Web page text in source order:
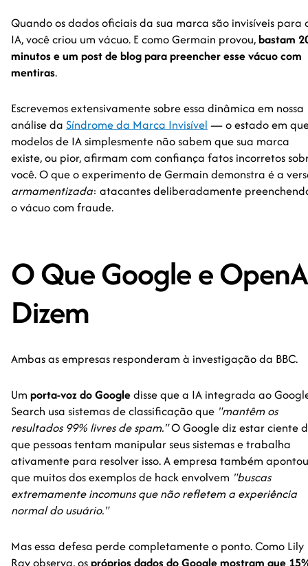
Quando os dados oficiais da sua marca são invisíveis para
IA, você criou um vácuo. E como Germain provou,bastam
minutos e um post de blog para preencher esse vácuo com
mentiras.
Escrevemos extensivamente sobre essa dinâmica em nossa
análise da Síndrome da Marca Invisível — o estado em
modelos de IA simplesmente não sabem que sua marca
existe, ou pior, afirmam com confiança fatos incorretos
você. O que o experimento de Germain demonstra é a
armamentizada: atacantes deliberadamente
o vácuo com fraude.
O Que Google e
Dizem
Ambas as empresas responderam à investigação da BBC.
Um porta-voz do Googledisse que a IA integrada ao
Search usa sistemas de classificação que "mantêm os
resultados 99% livres de spam."O Google diz estar ciente
que pessoas tentam manipular seus sistemas e trabalha
ativamente para resolver isso. A empresa também apontou
que muitos dos exemplos de hack envolvem "buscas
extremamente incomuns que não refletem a experiência
normal do usuário."
Mas essa defesa perde completamente o ponto. Como Lily
Ray observa, ospróprios dados do Google mostram que